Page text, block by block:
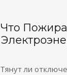
Что
Тянут ли